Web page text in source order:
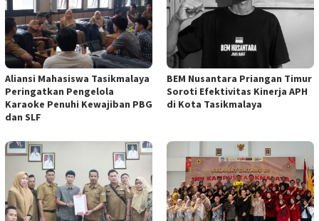
Aliansi Mahasiswa Tasikmalaya
Peringatkan Pengelola
Karaoke Penuhi Kewajiban PBG
dan SLF
BEM Nusantara Priangan Timur
Soroti Efektivitas Kinerja APH
di Kota Tasikmalaya